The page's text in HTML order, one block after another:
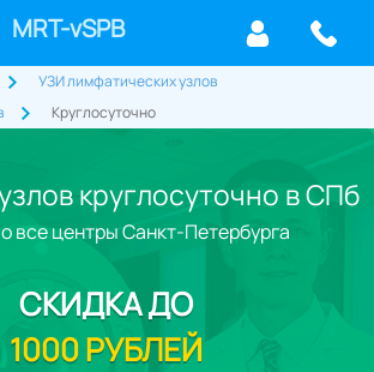
MRT-vSPB
УЗИ лимфатических узлов
Круглосуточно
круглосуточно в СПб
все центры Санкт-Петербурга
СКИДКАДО
1000 РУБЛЕЙ